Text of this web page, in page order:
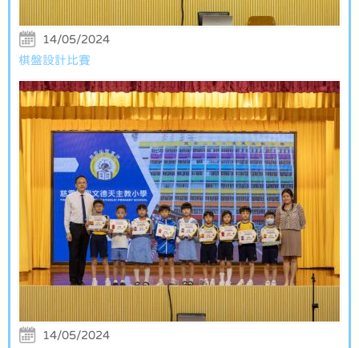
14/05/2024
棋盤設計比賽
14/05/2024